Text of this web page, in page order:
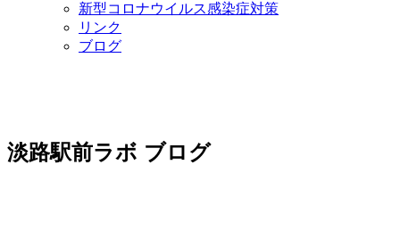
新型コロナウイルス感染症対策
リンク
ブログ
淡路駅前ラボ ブログ